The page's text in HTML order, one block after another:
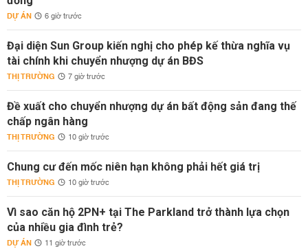
DỰ ÁN 6 giờ trước
Đại diện Sun Group kiến nghị cho phép kế thừa nghĩa vụ
tài chính khi chuyển nhượng dự án BĐS
THỊ TRƯỜNG 7 giờ trước
Đề xuất cho chuyển nhượng dự án bất động sản đang thế
chấp ngân hàng
THỊ TRƯỜNG 10 giờ trước
Chung cư đến mốc niên hạn không phải hết giá trị
THỊ TRƯỜNG 10 giờ trước
Vì sao căn hộ 2PN+ tại The Parkland trở thành lựa chọn
của nhiều gia đình trẻ?
DỰ ÁN 11 giờ trước